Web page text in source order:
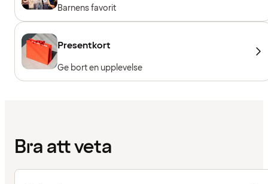
Barnens favorit
Presentkort
Ge bort en upplevelse
Bra att veta